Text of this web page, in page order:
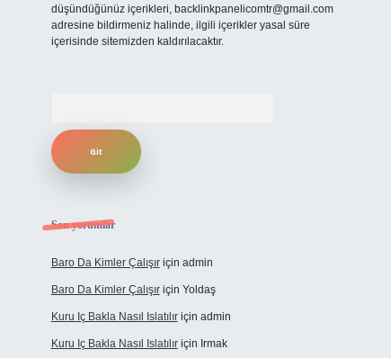
düşündüğünüz içerikleri, backlinkpanelicomtr@gmail.com
adresine bildirmeniz halinde, ilgili içerikler yasal süre
içerisinde sitemizden kaldırılacaktır.
Son yorumlar
Baro Da Kimler Çalışıriçin admin
Baro Da Kimler Çalışıriçin Yoldaş
Kuru Iç Bakla Nasıl Islatılıriçin admin
Kuru Iç Bakla Nasıl Islatılıriçin Irmak